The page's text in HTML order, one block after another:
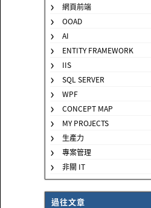
網頁前端
OOAD
AI
ENTITY FRAMEWORK
IIS
SQL SERVER
WPF
CONCEPT MAP
MY PROJECTS
生產力
專案管理
非關 IT
過往文章